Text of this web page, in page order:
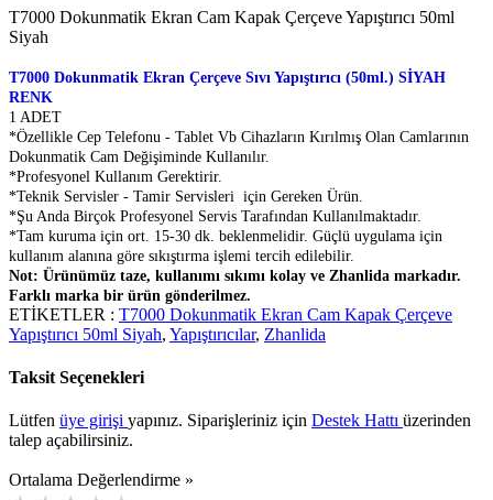
T7000 Dokunmatik Ekran Cam Kapak Çerçeve Yapıştırıcı 50ml
Siyah
T7000 Dokunmatik Ekran Çerçeve Sıvı Yapıştırıcı (50ml.) SİYAH
RENK
1 ADET
*Özellikle Cep Telefonu - Tablet Vb Cihazların Kırılmış Olan Camlarının
Dokunmatik Cam Değişiminde Kullanılır.
*Profesyonel Kullanım Gerektirir.
*Teknik Servisler - Tamir Servisleri için Gereken Ürün.
*Şu Anda Birçok Profesyonel Servis Tarafından Kullanılmaktadır.
*Tam kuruma için ort. 15-30 dk. beklenmelidir. Güçlü uygulama için
kullanım alanına göre sıkıştırma işlemi tercih edilebilir.
Not: Ürünümüz taze, kullanımı sıkımı kolay ve Zhanlida markadır.
Farklı marka bir ürün gönderilmez.
ETİKETLER : T7000 Dokunmatik Ekran Cam Kapak Çerçeve
Yapıştırıcı 50ml Siyah, Yapıştırıcılar, Zhanlida
Taksit Seçenekleri
Lütfen üye girişi yapınız. Siparişleriniz için Destek Hattı üzerinden
talep açabilirsiniz.
Ortalama Değerlendirme »